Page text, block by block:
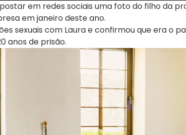
em redes sociais uma foto do filho da
em janeiro deste ano.
sexuais com Laura e confirmou que era o
anos de prisão.